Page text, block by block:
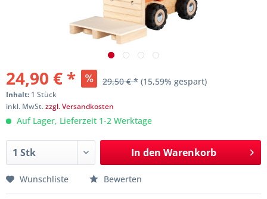
24,90 € * 29,50 € * (15,59% gespart)
Inhalt: 1 Stück
inkl. MwSt.zzgl. Versandkosten
Auf Lager, Lieferzeit 1-2 Werktage
In den Warenkorb
Wunschliste Bewerten